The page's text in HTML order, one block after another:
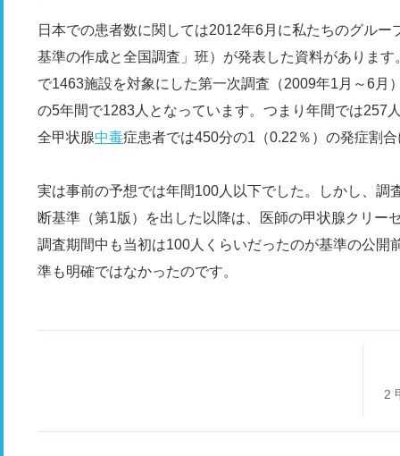
日本での患者数に関しては2012年6月に私たちのグルー
基準の作成と全国調査」班）が発表した資料がありま
で1463施設を対象にした第一次調査（2009年1月～6月
の5年間で1283人となっています。つまり年間では257
全甲状腺中毒症患者では450分の1（0.22％）の発症割
実は事前の予想では年間100人以下でした。しかし、調
断基準（第1版）を出した以降は、医師の甲状腺クリー
調査期間中も当初は100人くらいだったのが基準の公開
準も明確ではなかったのです。
2